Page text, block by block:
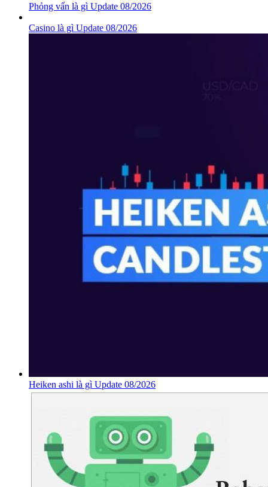
Phỏng vấn là gì Update 08/2026
Casino là gì Update 08/2026
Heiken ashi là gì Update 08/2026